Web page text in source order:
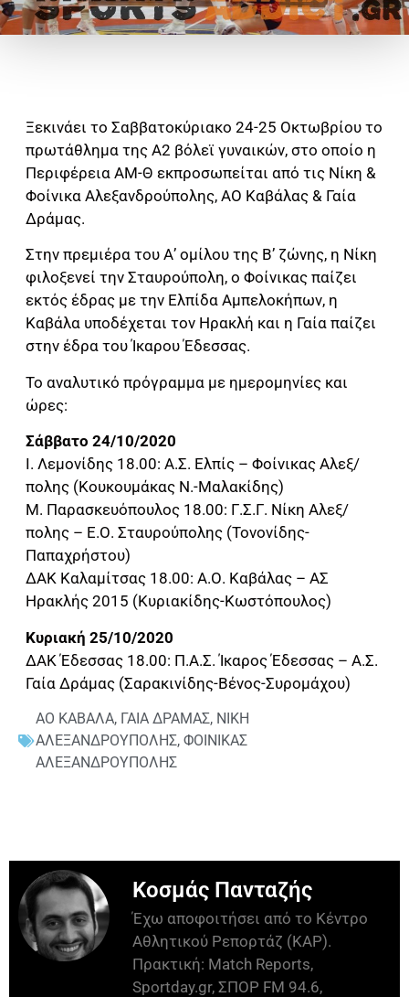
Ξεκινάει το Σαββατοκύριακο 24-25 Οκτωβρίου το
πρωτάθλημα της Α2 βόλεϊ γυναικών, στο οποίο η
Περιφέρεια ΑΜ-Θ εκπροσωπείται από τις Νίκη &
Φοίνικα Αλεξανδρούπολης, ΑΟ Καβάλας & Γαία
Δράμας.
Στην πρεμιέρα του Α’ ομίλου της Β’ ζώνης, η Νίκη
φιλοξενεί την Σταυρούπολη, ο Φοίνικας παίζει
εκτός έδρας με την Ελπίδα Αμπελοκήπων, η
Καβάλα υποδέχεται τον Ηρακλή και η Γαία παίζει
στην έδρα του Ίκαρου Έδεσσας.
Το αναλυτικό πρόγραμμα με ημερομηνίες και
ώρες:
Σάββατο 24/10/2020
Ι. Λεμονίδης 18.00: Α.Σ. Ελπίς – Φοίνικας Αλεξ/
πολης (Κουκουμάκας Ν.-Μαλακίδης)
Μ. Παρασκευόπουλος 18.00: Γ.Σ.Γ. Νίκη Αλεξ/
πολης – Ε.Ο. Σταυρούπολης (Τονονίδης-
Παπαχρήστου)
ΔΑΚ Καλαμίτσας 18.00: Α.Ο. Καβάλας – ΑΣ
Ηρακλής 2015 (Κυριακίδης-Κωστόπουλος)
Κυριακή 25/10/2020
ΔΑΚ Έδεσσας 18.00: Π.Α.Σ. Ίκαρος Έδεσσας – Α.Σ.
Γαία Δράμας (Σαρακινίδης-Βένος-Συρομάχου)
ΑΟ ΚΑΒΑΛΑ, ΓΑΙΑ ΔΡΑΜΑΣ, ΝΙΚΗ
ΑΛΕΞΑΝΔΡΟΥΠΟΛΗΣ, ΦΟΙΝΙΚΑΣ
ΑΛΕΞΑΝΔΡΟΥΠΟΛΗΣ
Κοσμάς Πανταζής
Έχω αποφοιτήσει από το Κέντρο
Αθλητικού Ρεπορτάζ (ΚΑΡ).
Πρακτική: Match Reports,
Sportday.gr, ΣΠΟΡ FM 94.6,